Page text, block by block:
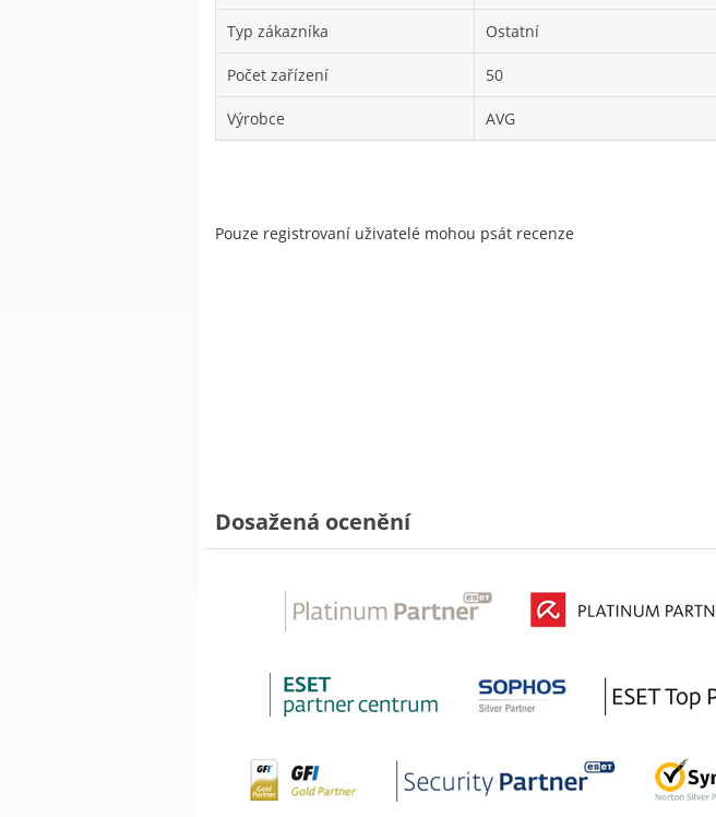
Typ zákazníka Ostatní
Počet zařízení 50
Výrobce AVG
Pouze registrovaní uživatelé mohou psát recenze
Dosažená ocenění